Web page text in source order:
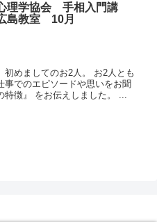
理学協会 手相入門講
島教室 10月
初めましてのお2人。 お2人とも
事でのエピソードや思いをお聞
徴』 をお伝えしました。 ...